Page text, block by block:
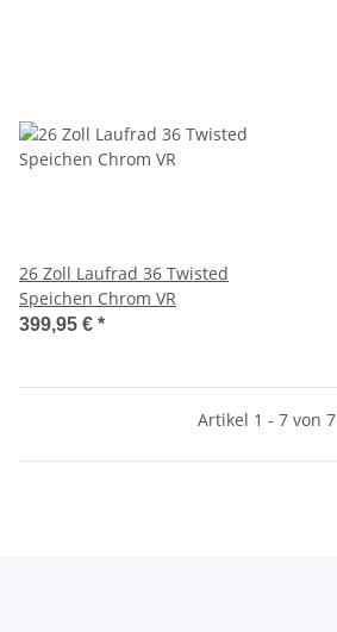
26 Zoll Laufrad 36 Twisted
Speichen Chrom VR
399,95 € *
Artikel 1 - 7 von 7